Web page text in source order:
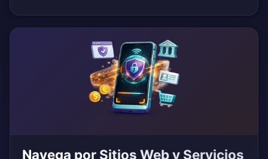
Navega por Sitios Web y Servicios